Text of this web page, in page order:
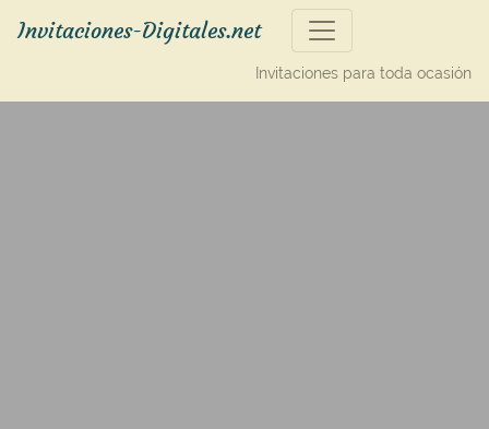
Invitaciones-Digitales.net
Invitaciones para toda ocasión